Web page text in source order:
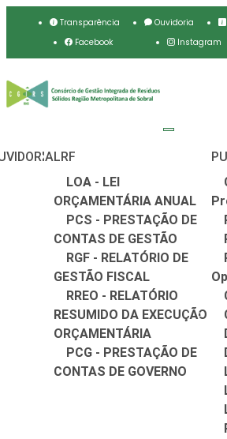
Transparência Ouvidoria
Facebook
Instagram
LRF
LOA - LEI
ORÇAMENTÁRIA ANUAL
PCS - PRESTAÇÃO DE
CONTAS DE GESTÃO
RGF - RELATÓRIO DE
GESTÃO FISCAL
RREO - RELATÓRIO
RESUMIDO DA EXECUÇÃO
ORÇAMENTÁRIA
PCG - PRESTAÇÃO DE
CONTAS DE GOVERNO